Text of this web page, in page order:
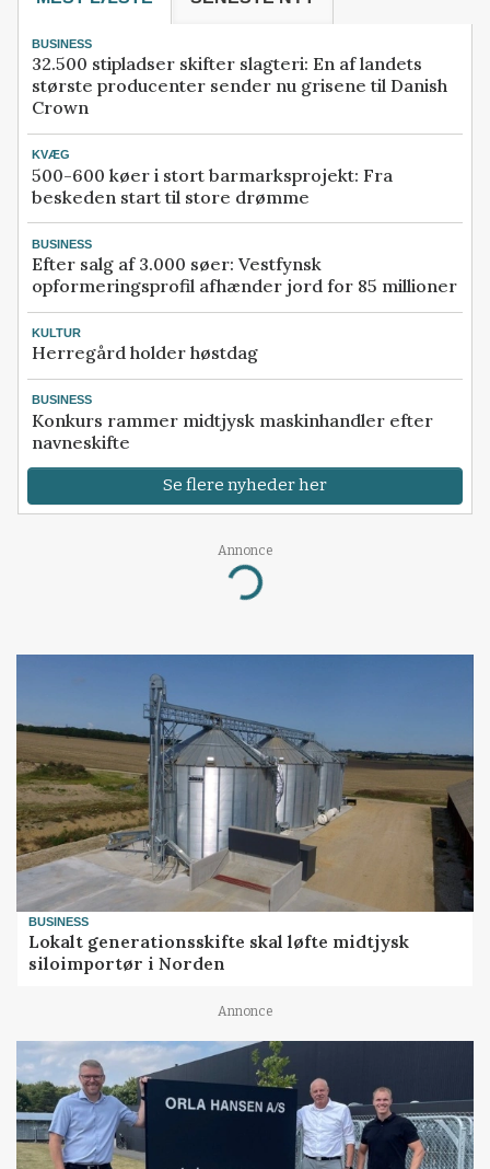
BUSINESS
32.500 stipladser skifter slagteri: En af landets
største producenter sender nu grisene til Danish
Crown
KVÆG
500-600 køer i stort barmarksprojekt: Fra
beskeden start til store drømme
BUSINESS
Efter salg af 3.000 søer: Vestfynsk
opformeringsprofil afhænder jord for 85 millioner
KULTUR
Herregård holder høstdag
BUSINESS
Konkurs rammer midtjysk maskinhandler efter
navneskifte
Se flere nyheder her
Annonce
Loading...
BUSINESS
Lokalt generationsskifte skal løfte midtjysk
siloimportør i Norden
Annonce